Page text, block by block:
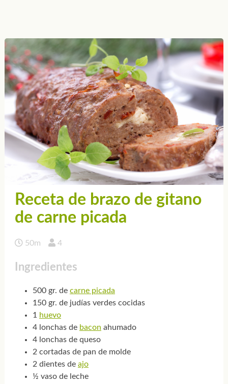
Receta de brazo de gitano
de carne picada
50m 4
Ingredientes
500 gr. de carne picada
150 gr. de judías verdes cocidas
1
huevo
4 lonchas de bacon ahumado
4 lonchas de queso
2 cortadas de pan de molde
2 dientes de ajo
½ vaso de leche